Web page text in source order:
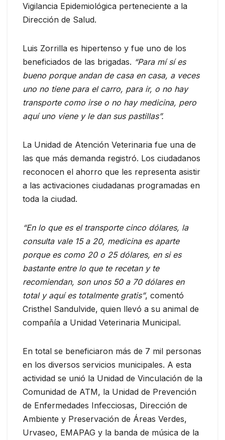
Vigilancia Epidemiológica perteneciente a la
Dirección de Salud.
Luis Zorrilla es hipertenso y fue uno de los
beneficiados de las brigadas. “Para mí sí es
bueno porque andan de casa en casa, a veces
uno no tiene para el carro, para ir, o no hay
transporte como irse o no hay medicina, pero
aquí uno viene y le dan sus pastillas”.
La Unidad de Atención Veterinaria fue una de
las que más demanda registró. Los ciudadanos
reconocen el ahorro que les representa asistir
a las activaciones ciudadanas programadas en
toda la ciudad.
“En lo que es el transporte cinco dólares, la
consulta vale 15 a 20, medicina es aparte
porque es como 20 o 25 dólares, en si es
bastante entre lo que te recetan y te
recomiendan, son unos 50 a 70 dólares en
total y aquí es totalmente gratis”, comentó
Cristhel Sandulvide, quien llevó a su animal de
compañía a Unidad Veterinaria Municipal.
En total se beneficiaron más de 7 mil personas
en los diversos servicios municipales. A esta
actividad se unió la Unidad de Vinculación de la
Comunidad de ATM, la Unidad de Prevención
de Enfermedades Infecciosas, Dirección de
Ambiente y Preservación de Áreas Verdes,
Urvaseo, EMAPAG y la banda de música de la